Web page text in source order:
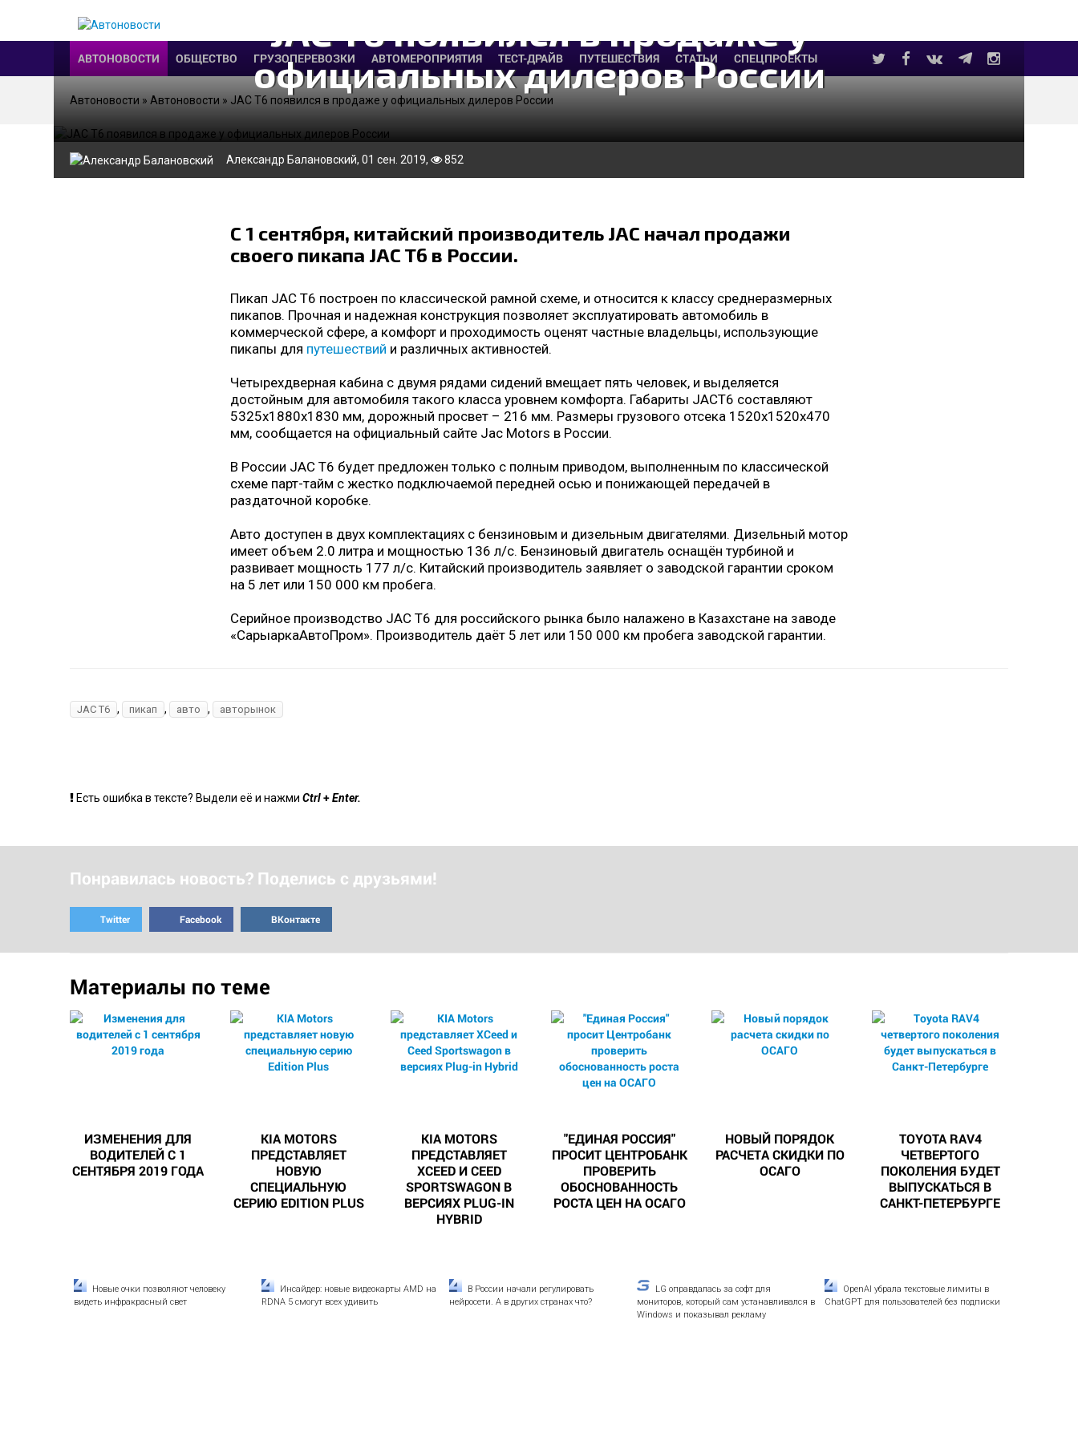
АВТОНОВОСТИ ОБЩЕСТВО ГРУЗОПЕРЕВОЗКИ АВТОМЕРОПРИЯТИЯ ТЕСТ-ДРАЙВ ПУТЕШЕСТВИЯ СТАТЬИ СПЕЦПРОЕКТЫ
Автоновости » Автоновости » JAC T6 появился в продаже у официальных дилеров России
JAC T6 появился в продаже у
официальных дилеров России
Александр Балановский, 01 сен. 2019, 852
С 1 сентября, китайский производитель JAC начал продажи
своего пикапа JAC T6 в России.
Пикап JAC T6 построен по классической рамной схеме, и относится к классу среднеразмерных
пикапов. Прочная и надежная конструкция позволяет эксплуатировать автомобиль в
коммерческой сфере, а комфорт и проходимость оценят частные владельцы, использующие
пикапы для путешествий и различных активностей.
Четырехдверная кабина с двумя рядами сидений вмещает пять человек, и выделяется
достойным для автомобиля такого класса уровнем комфорта. Габариты JACT6 составляют
5325х1880х1830 мм, дорожный просвет – 216 мм. Размеры грузового отсека 1520х1520х470
мм, сообщается на официальный сайте Jac Motors в России.
В России JAC T6 будет предложен только с полным приводом, выполненным по классической
схеме парт-тайм с жестко подключаемой передней осью и понижающей передачей в
раздаточной коробке.
Авто доступен в двух комплектациях с бензиновым и дизельным двигателями. Дизельный мотор
имеет объем 2.0 литра и мощностью 136 л/с. Бензиновый двигатель оснащён турбиной и
развивает мощность 177 л/с. Китайский производитель заявляет о заводской гарантии сроком
на 5 лет или 150 000 км пробега.
Серийное производство JAC T6 для российского рынка было налажено в Казахстане на заводе
«СарыаркаАвтоПром». Производитель даёт 5 лет или 150 000 км пробега заводской гарантии.
JAC T6 , пикап , авто , авторынок
Есть ошибка в тексте? Выдели её и нажми Ctrl+Enter.
Понравилась новость? Поделись с друзьями!
Twitter Facebook ВКонтакте
Материалы по теме
ИЗМЕНЕНИЯ ДЛЯ
ВОДИТЕЛЕЙ С 1
СЕНТЯБРЯ 2019 ГОДА
KIA MOTORS
ПРЕДСТАВЛЯЕТ
НОВУЮ
СПЕЦИАЛЬНУЮ
СЕРИЮ EDITION PLUS
KIA MOTORS
ПРЕДСТАВЛЯЕТ
XCEED И CEED
SPORTSWAGON В
ВЕРСИЯХ PLUG-IN
HYBRID
"ЕДИНАЯ РОССИЯ"
ПРОСИТ ЦЕНТРОБАНК
ПРОВЕРИТЬ
ОБОСНОВАННОСТЬ
РОСТА ЦЕН НА ОСАГО
НОВЫЙ ПОРЯДОК
РАСЧЕТА СКИДКИ ПО
ОСАГО
TOYOTA RAV4
ЧЕТВЕРТОГО
ПОКОЛЕНИЯ БУДЕТ
ВЫПУСКАТЬСЯ В
САНКТ-ПЕТЕРБУРГЕ
Новые очки позволяют человеку
видеть инфракрасный свет
Инсайдер: новые видеокарты AMD на
RDNA 5 смогут всех удивить
В России начали регулировать
нейросети. А в других странах что?
LG оправдалась за софт для
мониторов, который сам устанавливался в
Windows и показывал рекламу
OpenAI убрала текстовые лимиты в
ChatGPT для пользователей без подписки